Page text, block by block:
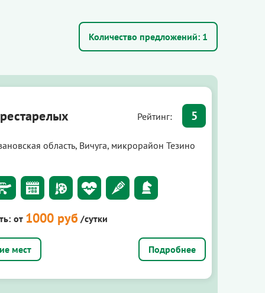
Количество предложений: 1
Рейтинг: 5
область, Вичуга, микрорайон Тезино
от 1000 руб /сутки
Подробнее